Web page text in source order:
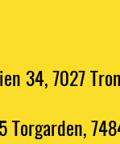
34, 7027